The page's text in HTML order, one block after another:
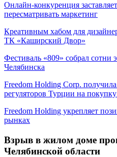
Онлайн-конкуренция
пересматривать маркетинг
Креативным хабом для
ТК «Каширский Двор»
Фестиваль «809» собрал сотни
Челябинска
Freedom Holding Corp.
регуляторов Турции на
Freedom Holding укрепляет
рынках
Взрыв в жилом доме
Челябинской области